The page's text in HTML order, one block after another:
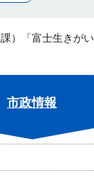
）「富士生きがい
市政情報